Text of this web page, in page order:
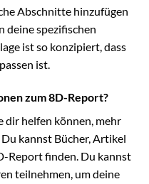
Abschnitte hinzufügen
deine spezifischen
ist so konzipiert, dass
ist.
zum 8D-Report?
dir helfen können, mehr
kannst Bücher, Artikel
Report finden. Du kannst
teilnehmen, um deine